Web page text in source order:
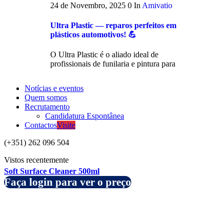
24 de Novembro, 2025 0 In Amivatio
Ultra Plastic — reparos perfeitos em
plásticos automotivos! 💪
O Ultra Plastic é o aliado ideal de
profissionais de funilaria e pintura para
Notícias e eventos
Quem somos
Recrutamento
Candidatura Espontânea
ContactosVisite
(+351) 262 096 504
Vistos recentemente
Soft Surface Cleaner 500ml
Faça login para ver o preço